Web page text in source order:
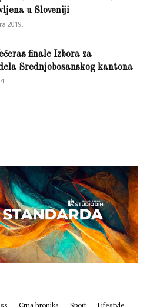
u Sloveniji
2019.
finale Izbora za
Srednjobosanskog kantona
Crna hronika Sport Lifestyle